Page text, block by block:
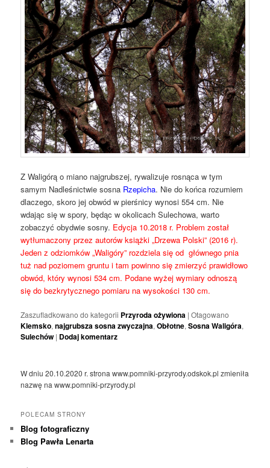
Z Waligórą o miano najgrubszej, rywalizuje rosnąca w tym
samym Nadleśnictwie sosna Rzepicha. Nie do końca rozumiem
dlaczego, skoro jej obwód w pierśnicy wynosi 554 cm. Nie
wdając się w spory, będąc w okolicach Sulechowa, warto
zobaczyć obydwie sosny. Edycja 10.2018 r. Problem został
wytłumaczony przez autorów książki „Drzewa Polski” (2016 r).
Jeden z odziomków „Waligóry” rozdziela się od głównego pnia
tuż nad poziomem gruntu i tam powinno się zmierzyć prawidłowo
obwód, który wynosi 534 cm. Podane wyżej wymiary odnoszą
się do bezkrytycznego pomiaru na wysokości 130 cm.
Zaszufladkowano do kategorii Przyroda ożywiona |Otagowano
Klemsko,najgrubsza sosna zwyczajna,Obłotne,Sosna Waligóra,
Sulechów | Dodaj komentarz
W dniu 20.10.2020 r. strona www.pomniki-przyrody.odskok.pl zmieniła
nazwę na www.pomniki-przyrody.pl
POLECAM STRONY
Blog fotograficzny
Blog Pawła Lenarta